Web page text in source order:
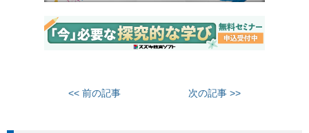
<< 前の記事 次の記事 >>